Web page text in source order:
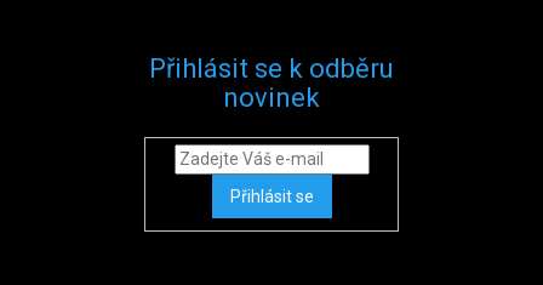
Přihlásit se k odběru
novinek
Přihlásit se